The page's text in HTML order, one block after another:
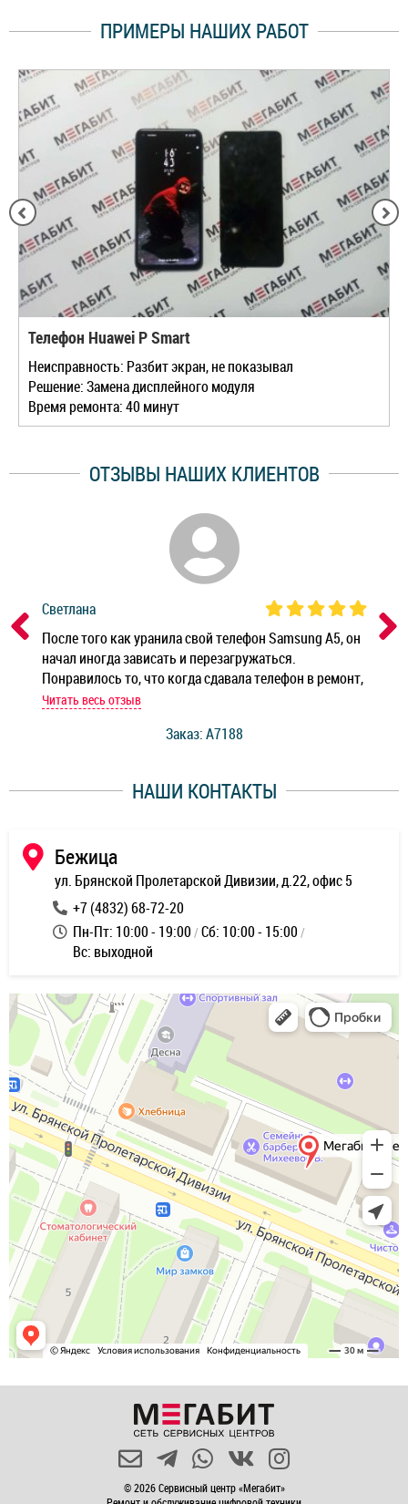
ПРИМЕРЫ НАШИХ РАБОТ
Телефон Huawei P Smart
Неисправность: Разбит экран, не показывал
Решение: Замена дисплейного модуля
Время ремонта: 40 минут
ОТЗЫВЫ НАШИХ КЛИЕНТОВ
Светлана
После того как уранила свой телефон Samsung A5, он
начал иногда зависать и перезагружаться.
Понравилось то, что когда сдавала телефон в ремонт,
мастер при мне сделал быструю диагностику и сказал
работы и оперативность!
Читать весь отзыв
Заказ: A7188
НАШИ КОНТАКТЫ
Бежица
ул. Брянской Пролетарской Дивизии, д.22, офис 5
+7 (4832) 68-72-20
Пн-Пт: 10:00 - 19:00 Сб: 10:00 - 15:00
Вс: выходной
© 2026 Сервисный центр «Мегабит»